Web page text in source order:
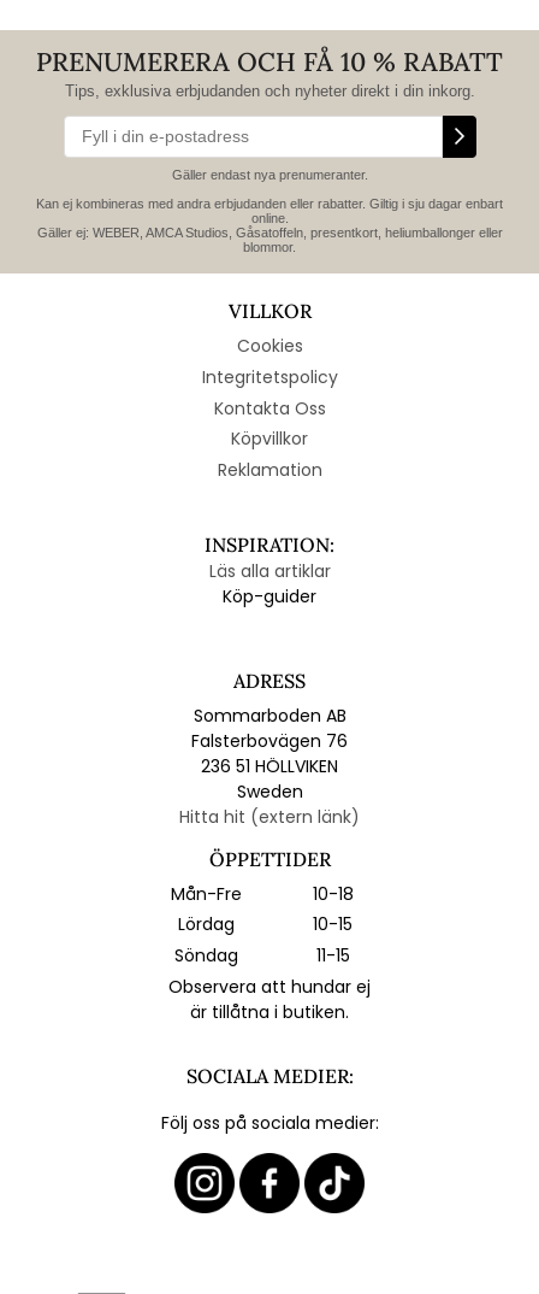
PRENUMERERA OCH FÅ 10 % RABATT
Tips, exklusiva erbjudanden och nyheter direkt i din inkorg.
Gäller endast nya prenumeranter.
Kan ej kombineras med andra erbjudanden eller rabatter. Giltig i sju dagar enbart
online.
Gäller ej: WEBER, AMCA Studios, Gåsatoffeln, presentkort, heliumballonger eller
blommor.
VILLKOR
Cookies
Integritetspolicy
Kontakta Oss
Köpvillkor
Reklamation
INSPIRATION:
Läs alla artiklar
Köp-guider
ADRESS
Sommarboden AB
Falsterbovägen 76
236 51 HÖLLVIKEN
Sweden
Hitta hit (extern länk)
ÖPPETTIDER
Mån-Fre
10-18
Lördag
10-15
Söndag
11-15
Observera att hundar ej
är tillåtna i butiken.
SOCIALA MEDIER:
Följ oss på sociala medier: